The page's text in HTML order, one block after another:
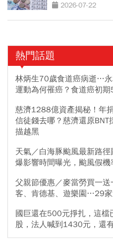
2026-07-22
熱門話題
林炳生70歲食道癌病逝…
運動為何罹癌？食道癌初
慈濟1288億資產揭秘！年
信徒錢去哪？慈濟還原
描越黑
天氣／白海豚颱風最新路
爆影響時間曝光，颱風假
父親節優惠／麥當勞買一
客、肯德基、遊樂園…29
國巨還在500元掙扎，這
股，法人喊到1430元，還